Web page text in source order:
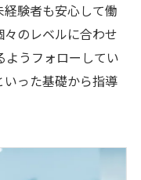
験者も安心して働
のレベルに合わせ
ようフォローしてい
いった基礎から指導